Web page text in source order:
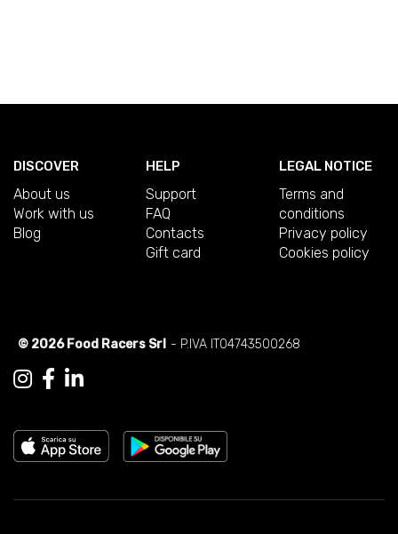
DISCOVER
About us
Work with us
Blog
HELP
Support
FAQ
Contacts
Gift card
LEGAL NOTICE
Terms and
conditions
Privacy policy
Cookies policy
© 2026 Food Racers Srl - P.IVA IT04743500268